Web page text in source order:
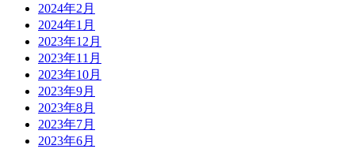
2024年2月
2024年1月
2023年12月
2023年11月
2023年10月
2023年9月
2023年8月
2023年7月
2023年6月